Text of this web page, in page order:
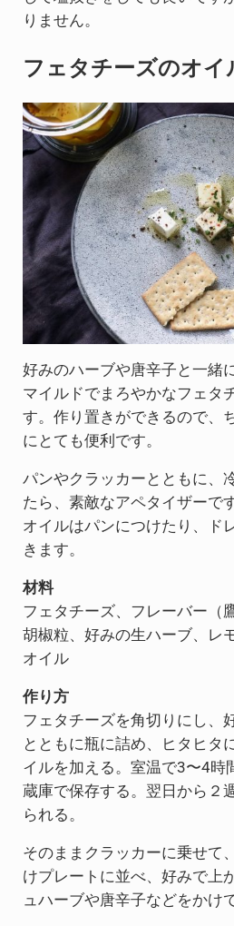
りません。
フェタチーズのオイ
好みのハーブや唐辛子と一緒
マイルドでまろやかなフェタ
す。作り置きができるので、
にとても便利です。
パンやクラッカーとともに、
たら、素敵なアペタイザー
オイルはパンにつけたり、ド
きます。
材料
フェタチーズ、フレーバー（
胡椒粒、好みの生ハーブ、レ
オイル
作り方
フェタチーズを角切りにし、
とともに瓶に詰め、ヒタヒタ
イルを加える。室温で3〜4時
蔵庫で保存する。翌日から２
られる。
そのままクラッカーに乗せて
けプレートに並べ、好みで上
ュハーブや唐辛子などをかけ